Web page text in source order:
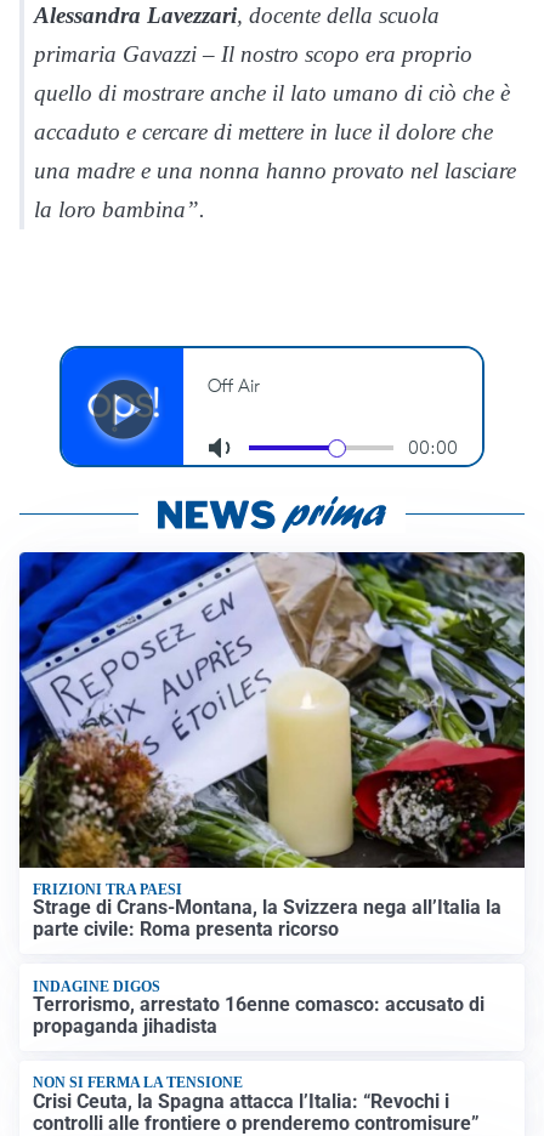
Alessandra Lavezzari, docente della scuola
primaria Gavazzi – Il nostro scopo era proprio
quello di mostrare anche il lato umano di ciò che è
accaduto e cercare di mettere in luce il dolore che
una madre e una nonna hanno provato nel lasciare
la loro bambina”.
FRIZIONI TRA PAESI
Strage di Crans-Montana, la Svizzera nega all’Italia la
parte civile: Roma presenta ricorso
INDAGINE DIGOS
Terrorismo, arrestato 16enne comasco: accusato di
propaganda jihadista
NON SI FERMA LA TENSIONE
Crisi Ceuta, la Spagna attacca l’Italia: “Revochi i
controlli alle frontiere o prenderemo contromisure”